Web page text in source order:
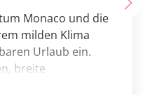
Monaco und die
milden Klima
Urlaub ein.
breite